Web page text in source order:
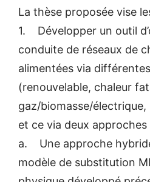
La thèse proposée vise
1. Développer un outil
conduite de réseaux de
alimentées via
(renouvelable, chaleur
gaz/biomasse/
et ce via deux approches
a. Une approche
modèle de substitution